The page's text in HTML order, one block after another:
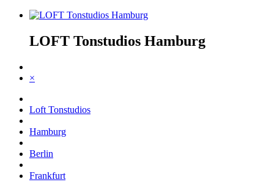
LOFT Tonstudios Hamburg
×
Loft Tonstudios
Hamburg
Berlin
Frankfurt